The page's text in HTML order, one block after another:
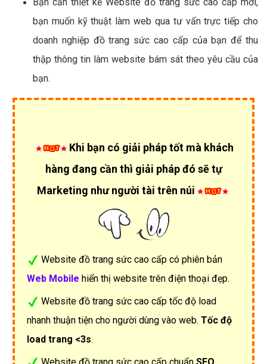
bạn muốn kỹ thuật làm web qua tư vấn trực tiếp cho
doanh nghiệp đồ trang sức cao cấp của bạn để thu
thập thông tin làm website bám sát theo yêu cầu của
bạn.
Khi bạn có giải pháp tốt mà khách
hàng đang cần thì giải pháp đó sẽ tự
Marketing như người tài trên núi
Website đồ trang sức cao cấp có phiên bản
Web Mobile hiển thị website trên điện thoại đẹp.
Website đồ trang sức cao cấp tốc độ load
nhanh thuận tiện cho người dùng vào web. Tốc độ
load trang <3s.